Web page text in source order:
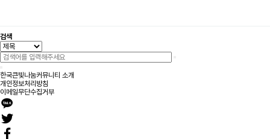
검색
한국큰빛나눔커뮤니티 소개
개인정보처리방침
이메일무단수집거부